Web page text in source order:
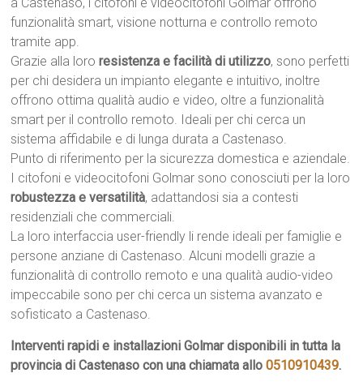
funzionalità smart, visione notturna e controllo remoto
tramite app.
Grazie alla lororesistenza e facilità di utilizzo, sono perfetti
per chi desidera un impianto elegante e intuitivo, inoltre
offrono ottima qualità audio e video, oltre a funzionalità
smart per il controllo remoto. Ideali per chi cerca un
sistema affidabile e di lunga durata a Castenaso.
Punto di riferimento per la sicurezza domestica e aziendale.
I citofoni e videocitofoni Golmar sono conosciuti per la loro
robustezza e versatilità, adattandosi sia a contesti
residenziali che commerciali.
La loro interfaccia user-friendly li rende ideali per famiglie e
persone anziane di Castenaso. Alcuni modelli grazie a
funzionalità di controllo remoto e una qualità audio-video
impeccabile sono per chi cerca un sistema avanzato e
sofisticato a Castenaso.
Interventi rapidi e installazioni Golmar disponibili in tutta la
provincia di Castenaso con una chiamata allo0510910439.